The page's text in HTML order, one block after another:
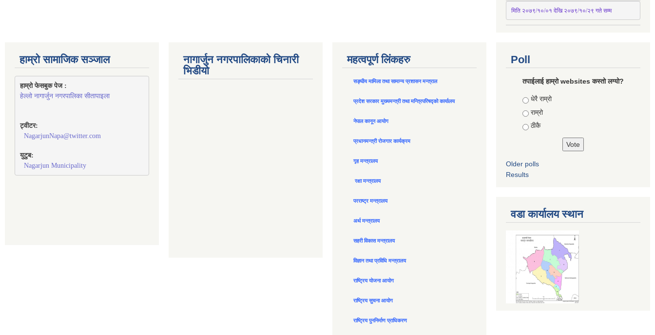
मिति २०७९/१०/०१ देखि २०७९/१०/२९ गते सम्म
हाम्रो सामाजिक सञ्जाल
हाम्रो फेसबुक पेज :
हेल्लो नागार्जुन नगरपालिका सीतापाइला
ट्वीटर:
NagarjunNapa@twitter.com
युटुब:
Nagarjun Municipality
नागार्जुन नगरपालिकाको चिनारी
भिडीयो
महत्वपूर्ण लिंकहरु
सङ्घीय मामिला तथा सामान्य प्रशासन मन्त्राल
प्रदेश सरकार मुख्यमन्त्री तथा मन्त्रिपरिषद्को कार्यालय
नेपाल कानून आयोग
प्रधानमन्त्री रोजगार कार्यक्रम
गृह मन्त्रालय
रक्षा मन्त्रालय
परराष्ट्र मन्त्रालय
अर्थ मन्त्रालय
सहरी विकास मन्त्रालय
विज्ञान तथा प्रविधि मन्त्रालय
राष्ट्रिय योजना आयोग
राष्ट्रिय सुचना आयोग
राष्ट्रिय पुननिर्माण प्राधिकरण
Poll
तपाईलाई हाम्रो websites कस्तो लग्यो?
Choices
धेरै राम्रो
राम्रो
ठीकै
Older polls
Results
वडा कार्यालय स्थान